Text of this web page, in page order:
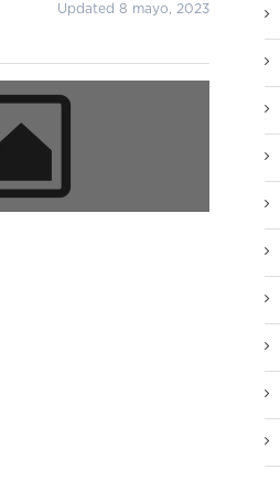
Updated 8 mayo, 2023